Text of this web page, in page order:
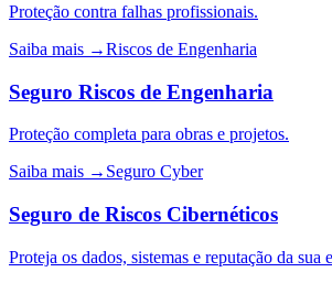
Proteção contra falhas profissionais.
Saiba mais →Riscos de Engenharia
Seguro Riscos de Engenharia
Proteção completa para obras e projetos.
Saiba mais → Seguro Cyber
Seguro de Riscos Cibernéticos
Proteja os dados, sistemas e reputação da sua